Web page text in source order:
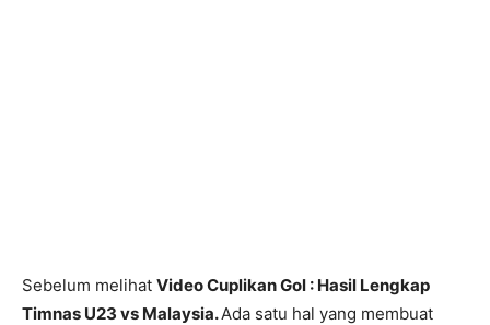
Sebelum melihat Video Cuplikan Gol : Hasil Lengkap
Timnas U23 vs Malaysia.Ada satu hal yang membuat